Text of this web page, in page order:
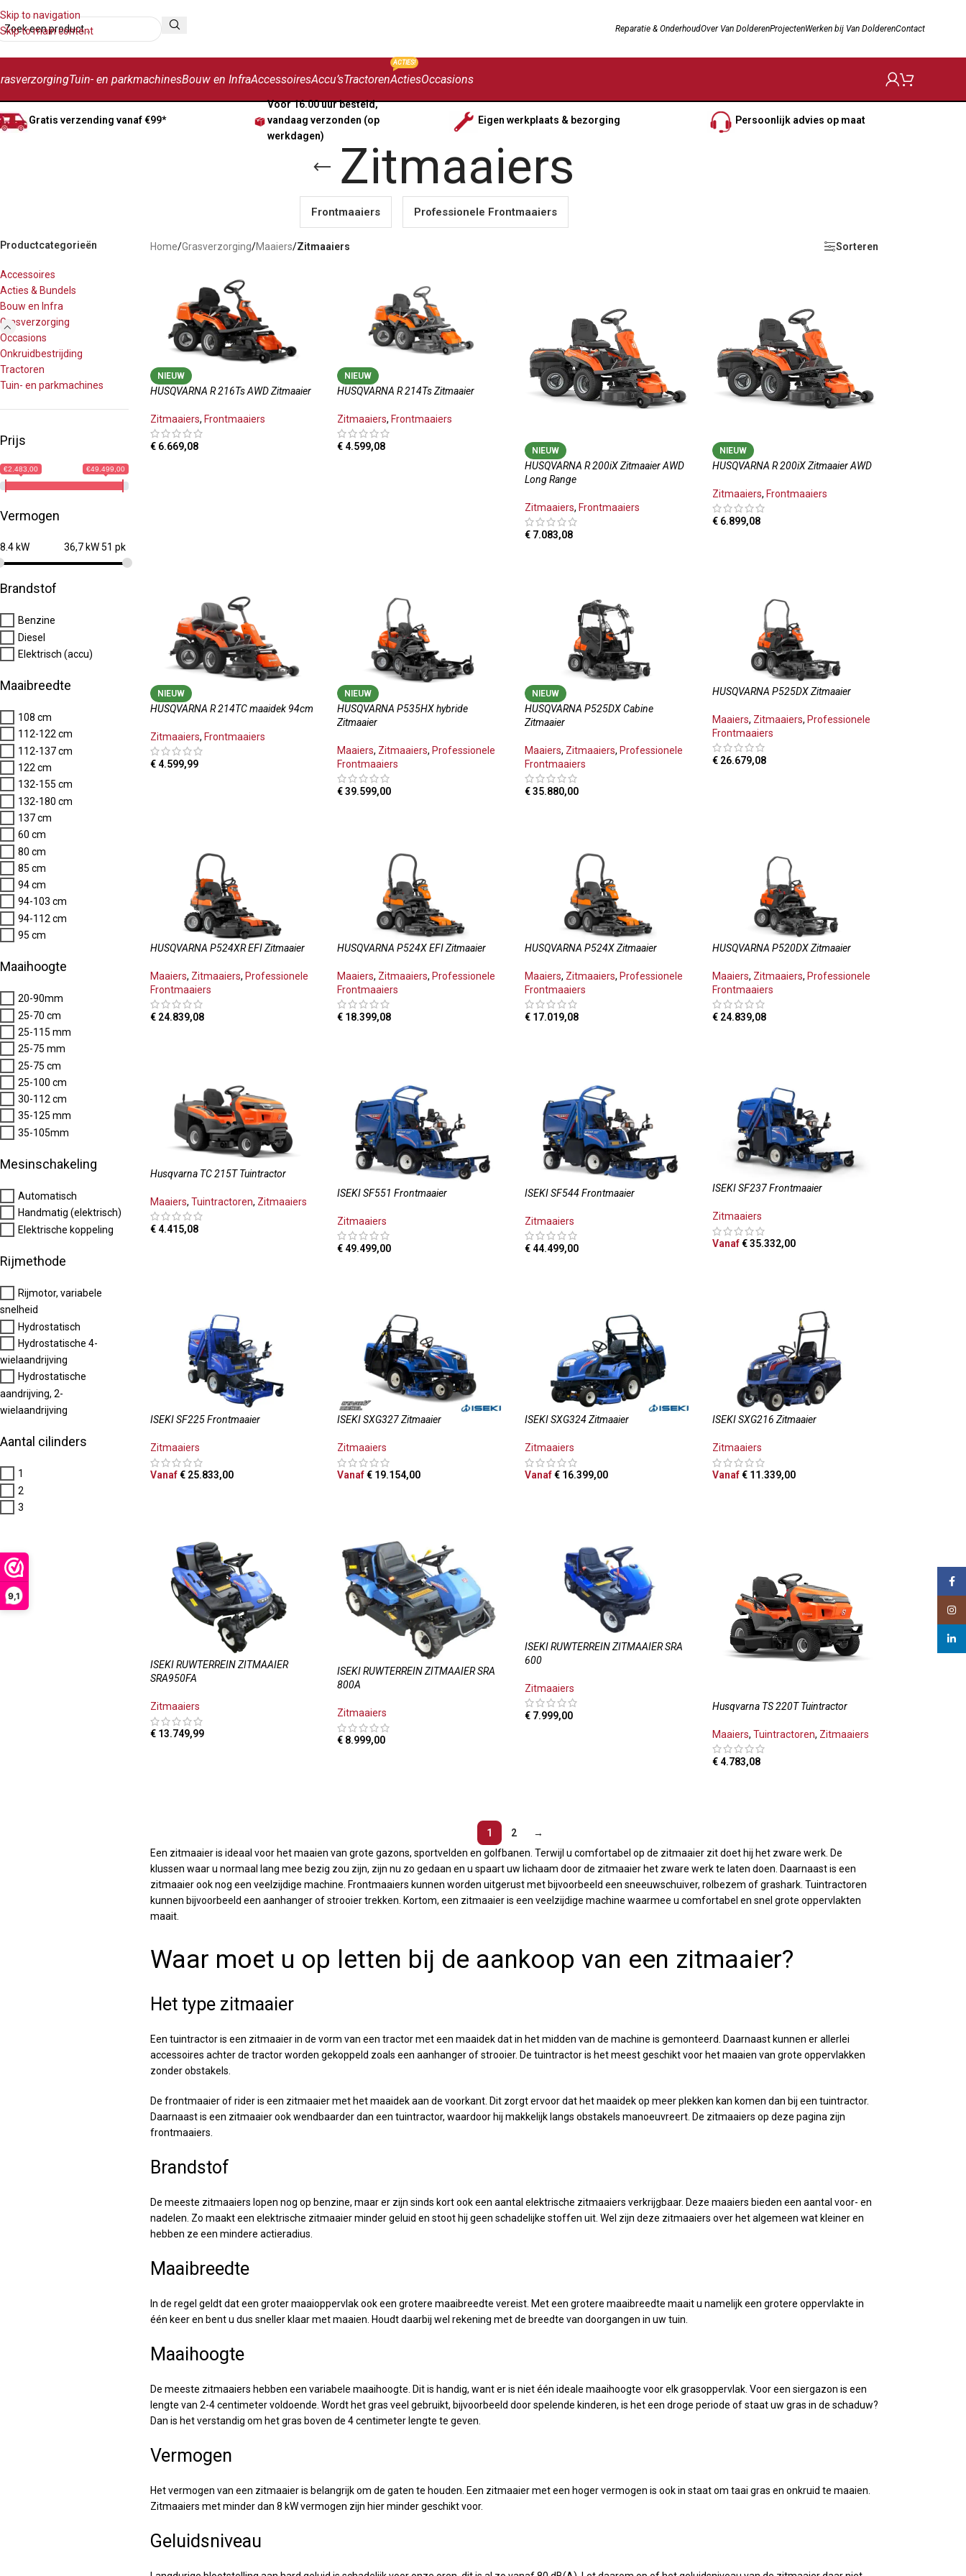
9,1
Skip to navigation
Skip to main content
Reparatie & OnderhoudOver Van DolderenProjectenWerken bij Van DolderenContact
Tuin- en parkmachinesBouw en InfraAccessoiresAccu’sTractorenActies
ACTIES!
Occasions
Gratis verzending vanaf €99*
Voor 16.00 uur besteld,
vandaag verzonden (op
werkdagen)
Eigen werkplaats & bezorging Persoonlijk advies op maat
Zitmaaiers
Frontmaaiers Professionele Frontmaaiers
Productcategorieën
Accessoires
Acties & Bundels
Bouw en Infra
Grasverzorging
Occasions
Onkruidbestrijding
Tractoren
Tuin- en parkmachines
Prijs
€2.483,00 €49.499,00
Vermogen
8.4 kW 36,7 kW 51 pk
Brandstof
Benzine
Diesel
Elektrisch (accu)
Maaibreedte
108 cm
112-122 cm
112-137 cm
122 cm
132-155 cm
132-180 cm
137 cm
60 cm
80 cm
85 cm
94 cm
94-103 cm
94-112 cm
95 cm
Maaihoogte
20-90mm
25-70 cm
25-115 mm
25-75 mm
25-75 cm
25-100 cm
30-112 cm
35-125 mm
35-105mm
Mesinschakeling
Automatisch
Handmatig (elektrisch)
Elektrische koppeling
Rijmethode
Rijmotor, variabele
snelheid
Hydrostatisch
Hydrostatische 4-
wielaandrijving
Hydrostatische
aandrijving, 2-
wielaandrijving
Aantal cilinders
1
2
3
Home/Grasverzorging/Maaiers/Zitmaaiers Sorteren
NIEUW
HUSQVARNA R 216Ts AWD Zitmaaier
Zitmaaiers, Frontmaaiers
€6.669,08
NIEUW
HUSQVARNA R 214Ts Zitmaaier
Zitmaaiers, Frontmaaiers
€ 4.599,08 NIEUW
HUSQVARNA R 200iX Zitmaaier AWD
Long Range
Zitmaaiers, Frontmaaiers
€ 7.083,08
NIEUW
HUSQVARNA R 200iX Zitmaaier AWD
Zitmaaiers, Frontmaaiers
€ 6.899,08
NIEUW
HUSQVARNA R 214TC maaidek 94cm
Zitmaaiers, Frontmaaiers
€4.599,99
NIEUW
HUSQVARNA P535HX hybride
Zitmaaier
Maaiers, Zitmaaiers, Professionele
Frontmaaiers
€39.599,00
NIEUW
HUSQVARNA P525DX Cabine
Zitmaaier
Maaiers, Zitmaaiers, Professionele
Frontmaaiers
€35.880,00
HUSQVARNA P525DX Zitmaaier
Maaiers, Zitmaaiers, Professionele
Frontmaaiers
€ 26.679,08
HUSQVARNA P524XR EFI Zitmaaier
Maaiers, Zitmaaiers, Professionele
Frontmaaiers
€24.839,08
HUSQVARNA P524X EFI Zitmaaier
Maaiers, Zitmaaiers, Professionele
Frontmaaiers
€ 18.399,08
HUSQVARNA P524X Zitmaaier
Maaiers, Zitmaaiers, Professionele
Frontmaaiers
€ 17.019,08
HUSQVARNA P520DX Zitmaaier
Maaiers, Zitmaaiers, Professionele
Frontmaaiers
€ 24.839,08
Husqvarna TC 215T Tuintractor
Maaiers, Tuintractoren, Zitmaaiers
€4.415,08
ISEKI SF551 Frontmaaier
Zitmaaiers
€ 49.499,00
ISEKI SF544 Frontmaaier
Zitmaaiers
€ 44.499,00
ISEKI SF237 Frontmaaier
Zitmaaiers
Vanaf€35.332,00
ISEKI SF225 Frontmaaier
Zitmaaiers
Vanaf €25.833,00
ISEKI SXG327 Zitmaaier
Zitmaaiers
Vanaf € 19.154,00
ISEKI SXG324 Zitmaaier
Zitmaaiers
Vanaf € 16.399,00
ISEKI SXG216 Zitmaaier
Zitmaaiers
Vanaf€ 11.339,00
ISEKI RUWTERREIN ZITMAAIER
SRA950FA
Zitmaaiers
€13.749,99
ISEKI RUWTERREIN ZITMAAIER SRA
800A
Zitmaaiers
€ 8.999,00
ISEKI RUWTERREIN ZITMAAIER SRA
600
Zitmaaiers
€ 7.999,00
Husqvarna TS 220T Tuintractor
Maaiers, Tuintractoren, Zitmaaiers
€ 4.783,08
1 2
→
Een zitmaaier is ideaal voor het maaien van grote gazons, sportvelden en golfbanen. Terwijl u comfortabel op de zitmaaier zit doet hij het zware werk. De
klussen waar u normaal lang mee bezig zou zijn, zijn nu zo gedaan en u spaart uw lichaam door de zitmaaier het zware werk te laten doen. Daarnaast is een
zitmaaier ook nog een veelzijdige machine. Frontmaaiers kunnen worden uitgerust met bijvoorbeeld een sneeuwschuiver, rolbezem of grashark. Tuintractoren
kunnen bijvoorbeeld een aanhanger of strooier trekken. Kortom, een zitmaaier is een veelzijdige machine waarmee u comfortabel en snel grote oppervlakten
maait.
Waar moet u op letten bij de aankoop van een zitmaaier?
Het type zitmaaier
Een tuintractor is een zitmaaier in de vorm van een tractor met een maaidek dat in het midden van de machine is gemonteerd. Daarnaast kunnen er allerlei
accessoires achter de tractor worden gekoppeld zoals een aanhanger of strooier. De tuintractor is het meest geschikt voor het maaien van grote oppervlakken
zonder obstakels.
De frontmaaier of rider is een zitmaaier met het maaidek aan de voorkant. Dit zorgt ervoor dat het maaidek op meer plekken kan komen dan bij een tuintractor.
Daarnaast is een zitmaaier ook wendbaarder dan een tuintractor, waardoor hij makkelijk langs obstakels manoeuvreert. De zitmaaiers op deze pagina zijn
frontmaaiers.
Brandstof
De meeste zitmaaiers lopen nog op benzine, maar er zijn sinds kort ook een aantal elektrische zitmaaiers verkrijgbaar. Deze maaiers bieden een aantal voor- en
nadelen. Zo maakt een elektrische zitmaaier minder geluid en stoot hij geen schadelijke stoffen uit. Wel zijn deze zitmaaiers over het algemeen wat kleiner en
hebben ze een mindere actieradius.
Maaibreedte
In de regel geldt dat een groter maaioppervlak ook een grotere maaibreedte vereist. Met een grotere maaibreedte maait u namelijk een grotere oppervlakte in
één keer en bent u dus sneller klaar met maaien. Houdt daarbij wel rekening met de breedte van doorgangen in uw tuin.
Maaihoogte
De meeste zitmaaiers hebben een variabele maaihoogte. Dit is handig, want er is niet één ideale maaihoogte voor elk grasoppervlak. Voor een siergazon is een
lengte van 2-4 centimeter voldoende. Wordt het gras veel gebruikt, bijvoorbeeld door spelende kinderen, is het een droge periode of staat uw gras in de schaduw?
Dan is het verstandig om het gras boven de 4 centimeter lengte te geven.
Vermogen
Het vermogen van een zitmaaier is belangrijk om de gaten te houden. Een zitmaaier met een hoger vermogen is ook in staat om taai gras en onkruid te maaien.
Zitmaaiers met minder dan 8 kW vermogen zijn hier minder geschikt voor.
Geluidsniveau